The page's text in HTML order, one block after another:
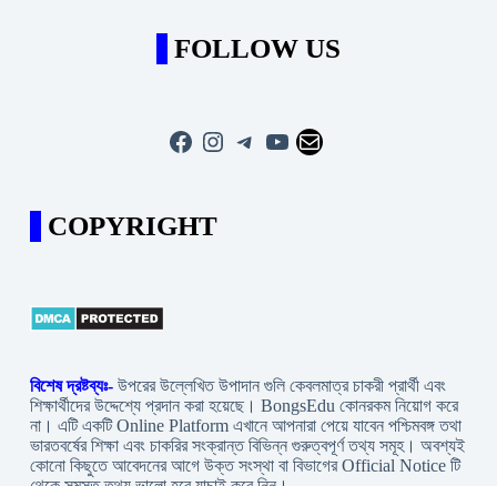
FOLLOW US
Facebook
Instagram
Telegram
YouTube
Mail
COPYRIGHT
বিশেষ দ্রষ্টব্যঃ- উপরের উল্লেখিত উপাদান গুলি কেবলমাত্র চাকরী প্রার্থী এবং
শিক্ষার্থীদের উদ্দেশ্যে প্রদান করা হয়েছে। BongsEdu কোনরকম নিয়োগ করে
না। এটি একটি Online Platform এখানে আপনারা পেয়ে যাবেন পশ্চিমবঙ্গ তথা
ভারতবর্ষের শিক্ষা এবং চাকরির সংক্রান্ত বিভিন্ন গুরুত্বপূর্ণ তথ্য সমূহ। অবশ্যই
কোনো কিছুতে আবেদনের আগে উক্ত সংস্থা বা বিভাগের Official Notice টি